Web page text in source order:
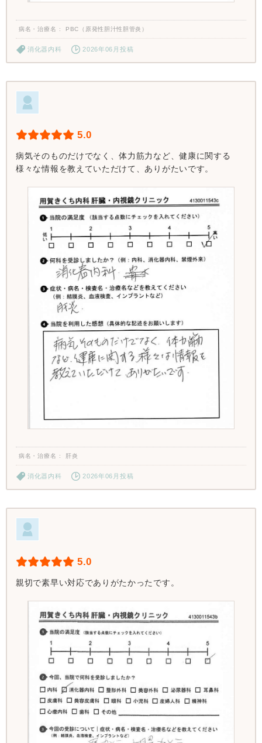
病名・治療名 PBC（原発性胆汁性胆管炎）
消化器内科 2026年06月投稿
5.0
病気そのものだけでなく、体力筋力など、健康に関する
様々な情報を教えていただけて、ありがたいです。
病名・治療名 肝炎
消化器内科 2026年06月投稿
5.0
親切で素早い対応でありがたかったです。